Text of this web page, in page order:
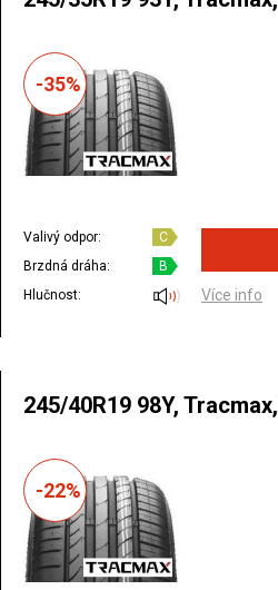
-35%
Valivý odpor:
C
Brzdná dráha:
B
Hlučnost:
Více info
245/40R19 98Y,
-22%